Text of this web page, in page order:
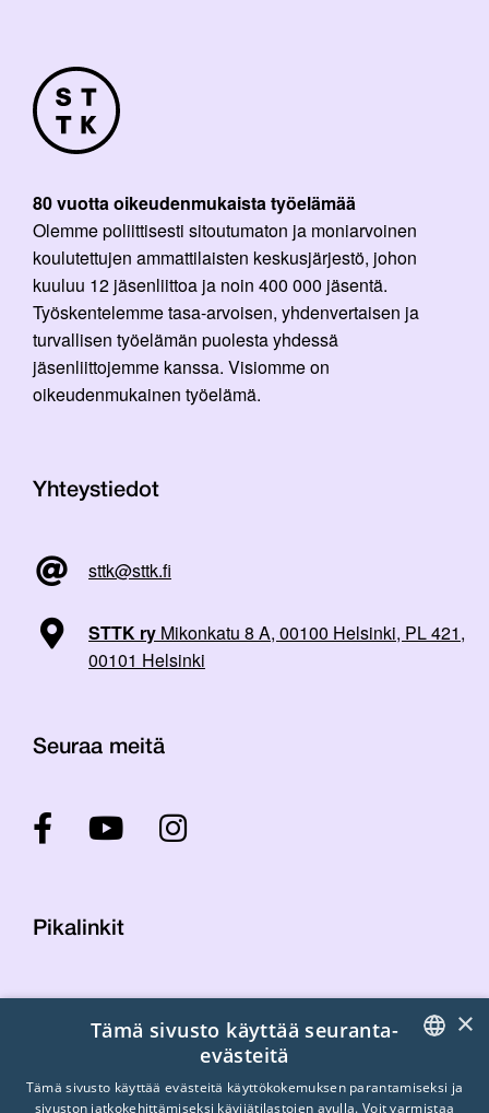
80 vuotta oikeudenmukaista työelämää
Olemme poliittisesti sitoutumaton ja moniarvoinen
koulutettujen ammattilaisten keskusjärjestö, johon
kuuluu 12 jäsenliittoa ja noin 400 000 jäsentä.
Työskentelemme tasa-arvoisen, yhdenvertaisen ja
turvallisen työelämän puolesta yhdessä
jäsenliittojemme kanssa. Visiomme on
oikeudenmukainen työelämä.
Yhteystiedot
sttk@sttk.fi
STTK ry Mikonkatu 8 A, 00100 Helsinki, PL 421,
00101 Helsinki
Seuraa meitä
Pikalinkit
Laskutustiedot
Tietosuojaseloste
FINNISH
×
Tämä sivusto käyttää seuranta-
evästeitä
Tämä sivusto käyttää evästeitä käyttökokemuksen parantamiseksi ja
sivuston jatkokehittämiseksi kävijätilastojen avulla. Voit varmistaa